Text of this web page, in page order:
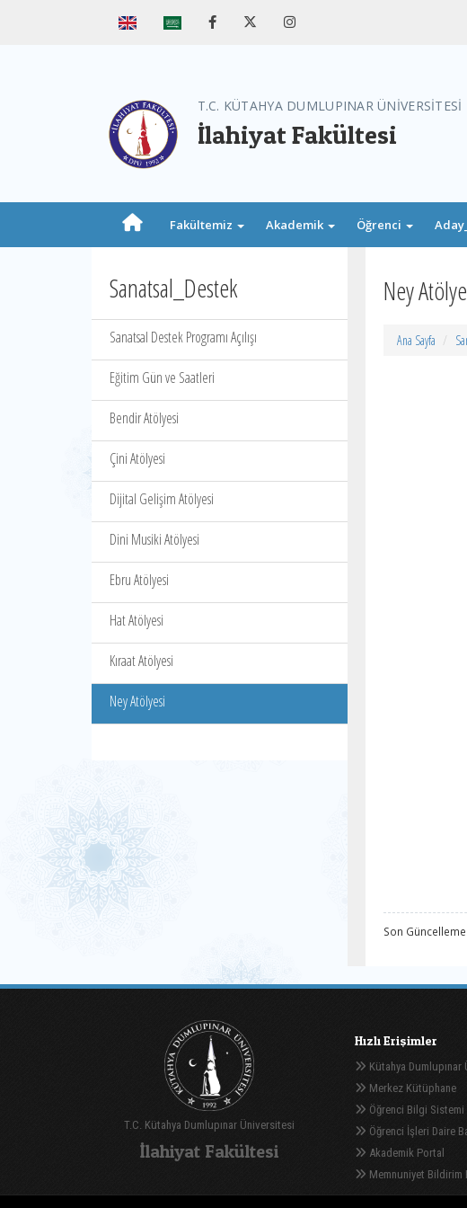
T.C. KÜTAHYA DUMLUPINAR ÜNİVERSİTESİ
İlahiyat Fakültesi
Fakültemiz Akademik Öğrenci
Sanatsal_Destek
Sanatsal Destek Programı Açılışı
Eğitim Gün ve Saatleri
Bendir Atölyesi
Çini Atölyesi
Dijital Gelişim Atölyesi
Dini Musiki Atölyesi
Ebru Atölyesi
Hat Atölyesi
Kıraat Atölyesi
Ney Atölyesi
Ney
Ana Sayfa
Son
T.C. Kütahya Dumlupınar Üniversitesi
İlahiyat Fakültesi
Hızlı Erişimler
Kütahya Dumlupınar
Merkez Kütüphane
Öğrenci Bilgi Sistemi
Öğrenci İşleri Daire
Akademik Portal
Memnuniyet Bildirim